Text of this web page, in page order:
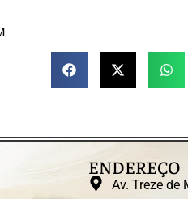
ENDEREÇO
Av. Treze de